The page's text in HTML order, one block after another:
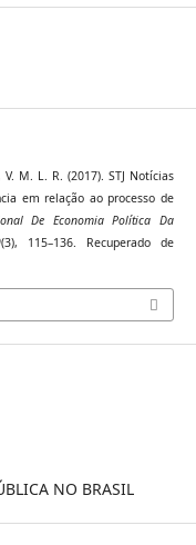
M. L. R. (2017). STJ Notícias
em relação ao processo de
De Economia Política Da
(3), 115–136. Recuperado de
NO BRASIL